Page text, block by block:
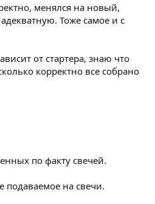
менялся на новый,
Тоже самое и с
от стартера, знаю что
корректно все собрано
по факту свечей.
подаваемое на свечи.